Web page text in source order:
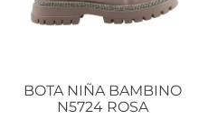
BOTA NIÑA BAMBINO
N5724 ROSA